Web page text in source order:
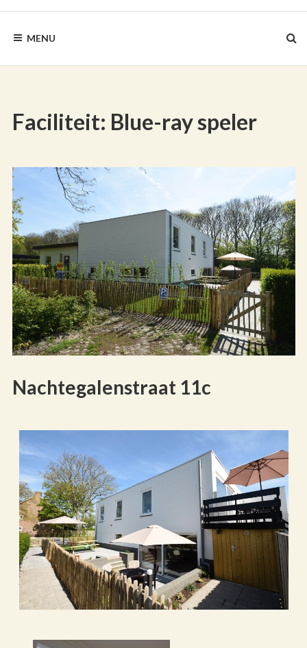
MENU
Faciliteit: Blue-ray speler
Nachtegalenstraat 11c